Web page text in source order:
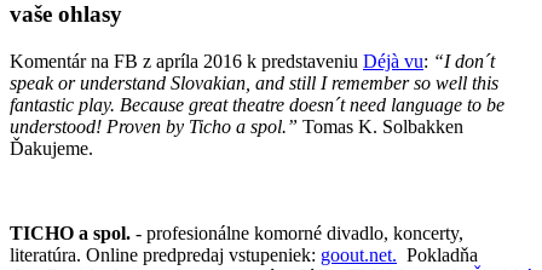
vaše ohlasy
Komentár na FB z apríla 2016 k predstaveniu Déjà vu: “I don´t
speak or understand Slovakian, and still I remember so well this
fantastic play. Because great theatre doesn´t need language to be
understood! Proven by Ticho a spol.” Tomas K. Solbakken
Ďakujeme.
TICHO a spol. - profesionálne komorné divadlo, koncerty,
literatúra. Online predpredaj vstupeniek: goout.net. Pokladňa